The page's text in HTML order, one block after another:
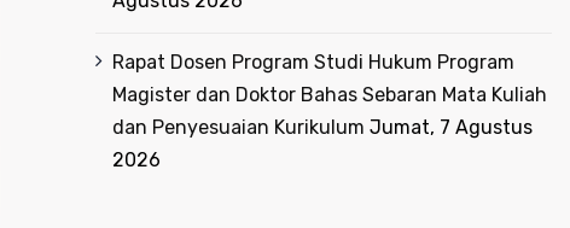
Rapat Dosen Program Studi Hukum Program
Magister dan Doktor Bahas Sebaran Mata Kuliah
dan Penyesuaian Kurikulum Jumat, 7 Agustus
2026